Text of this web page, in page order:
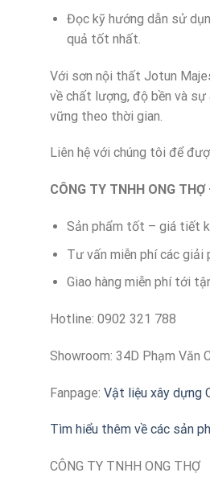
Đọc kỹ hướng dẫn sử
quả tốt nhất.
Với sơn nội thất Jotun
về chất lượng, độ bền và sự
vững theo thời gian.
Liên hệ với chúng tôi để
CÔNG TY TNHH ONG
Sản phẩm tốt – giá tiết
Tư vấn miễn phí các giải
Giao hàng miễn phí tới
Hotline: 0902 321 788
Showroom: 34D Phạm Văn
Fanpage: Vật liệu xây dựng
Tìm hiểu thêm về các sản
CÔNG TY TNHH ONG THỢ